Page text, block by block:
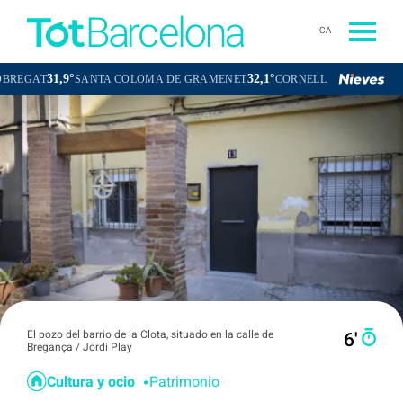
CA
SANTA COLOMA DE GRAMENET 32,1°CORNELLÀ DE LLOBREGAT32,5°
El pozo del barrio de la Clota, situado en la calle de
Bregança / Jordi Play
6′
Cultura y ocio Patrimonio